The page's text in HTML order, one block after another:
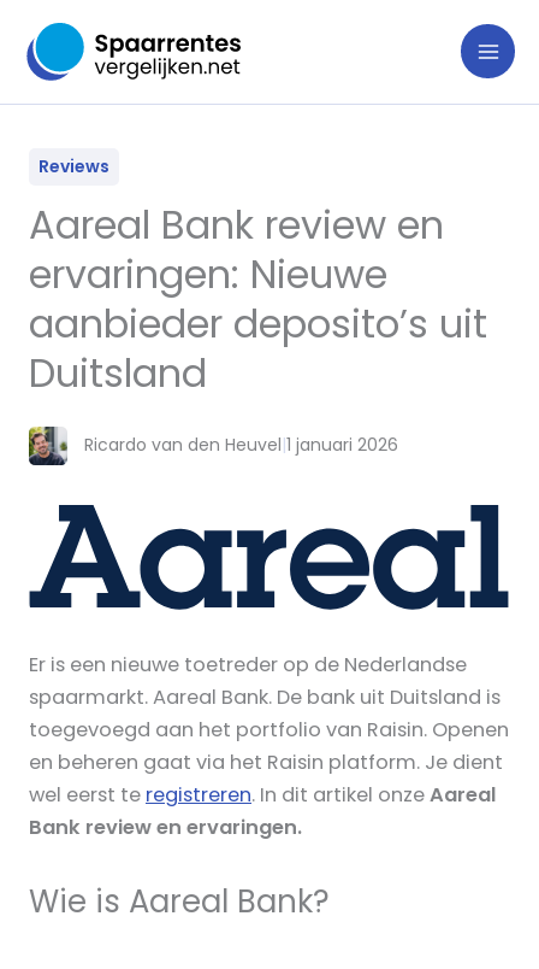
naar
inhoud
Reviews
Aareal Bank review en
ervaringen: Nieuwe
aanbieder deposito’s uit
Duitsland
Ricardo van den Heuvel|1 januari 2026
Er is een nieuwe toetreder op de Nederlandse
spaarmarkt. Aareal Bank. De bank uit Duitsland is
toegevoegd aan het portfolio van Raisin. Openen
en beheren gaat via het Raisin platform. Je dient
wel eerst te registreren. In dit artikel onzeAareal
Bank review en ervaringen.
Wie is Aareal Bank?